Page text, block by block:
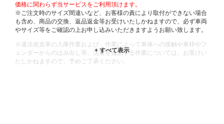
価格に関わらず当サービスをご利用頂けます。
※ご注文時のサイズ間違いなど、お客様の責により取付ができない場合
も含め、商品の交換、返品返金等お受けいたしかねますので、必ず車両
やサイズ等をご確認の上お申し込みいただきますようお願い致します。
※違法改造車の入庫作業および、作業によって車体への接触や車枠やフ
ェンダーからのはみ出し等、法規を逸脱する作業については、お受けい
たしかねますので、予めご了承ください。